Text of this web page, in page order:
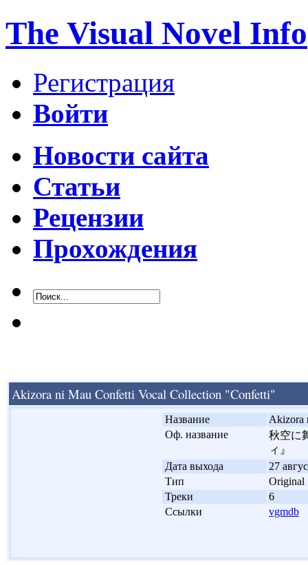
The Visual Novel Info
Регистрация
Войти
Новости сайта
Статьи
Рецензии
Прохождения
Akizora ni Mau Confetti Vocal Collection "Confetti"
Название
Akizora
Оф. название
秋空に
ィ』
Дата выхода
27
Тип
Original
Треки
6
Ссылки vgmdb